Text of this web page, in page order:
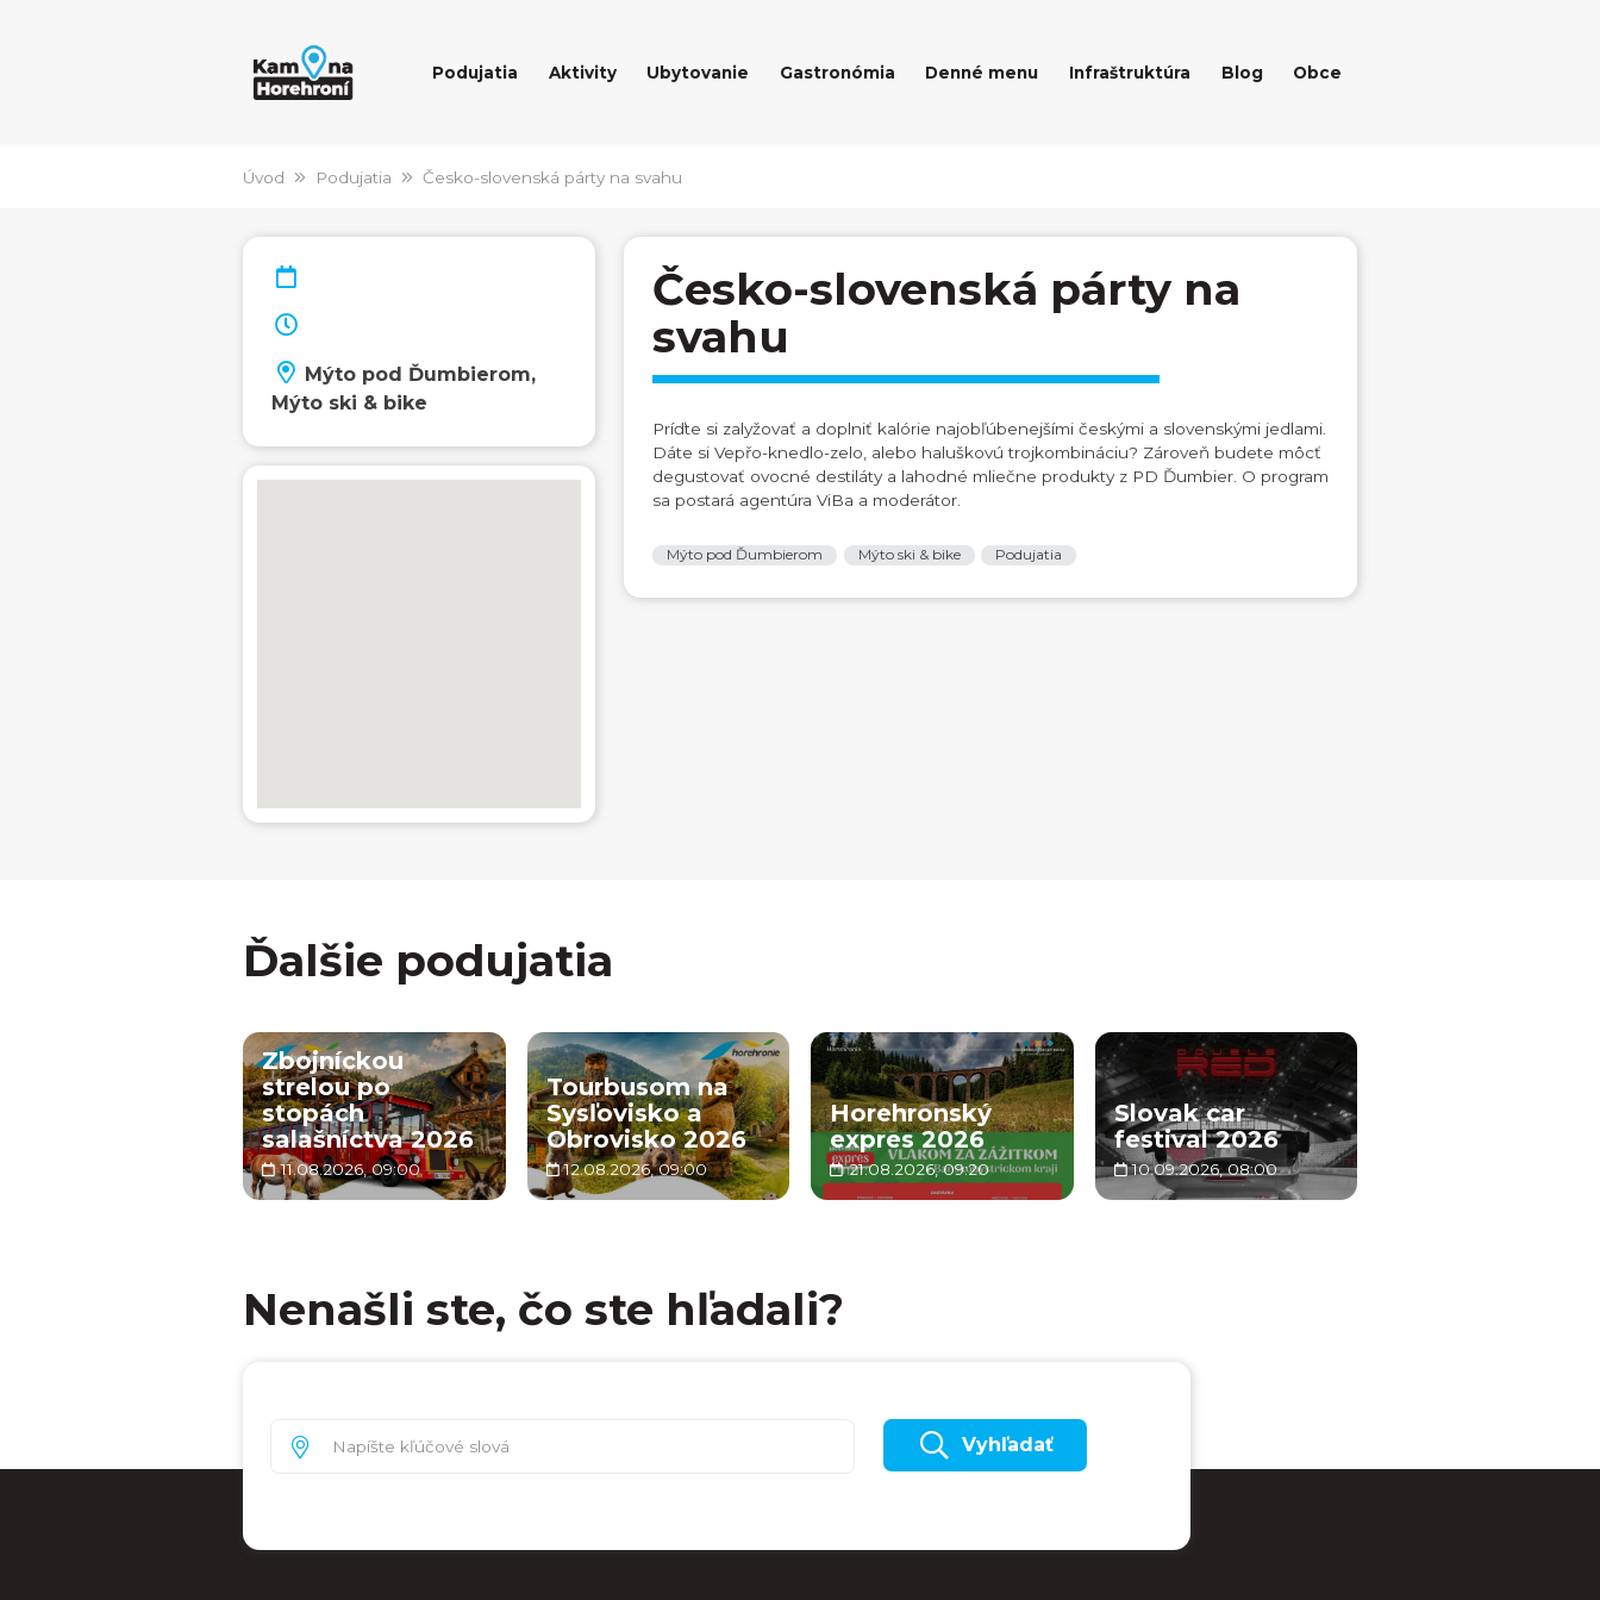
Podujatia Aktivity Ubytovanie Gastronómia Denné menu Infraštruktúra Blog Obce
Úvod Podujatia Česko-slovenská párty na svahu
Mýto pod Ďumbierom,
Mýto ski & bike
Česko-slovenská párty na
svahu
Príďte si zalyžovať a doplniť kalórie najobľúbenejšími českými a slovenskými jedlami.
Dáte si Vepřo-knedlo-zelo, alebo haluškovú trojkombináciu? Zároveň budete môcť
degustovať ovocné destiláty a lahodné mliečne produkty z PD Ďumbier. O program
sa postará agentúra ViBa a moderátor.
Mýto pod Ďumbierom Mýto ski & bike Podujatia
Ďalšie podujatia
Zbojníckou
strelou po
stopách
salašníctva 2026
11.08.2026, 09:00
Tourbusom na
Sysľovisko a
Obrovisko 2026
12.08.2026, 09:00
Horehronský
expres 2026
21.08.2026, 09:20
Slovak car
festival 2026
10.09.2026, 08:00
Nenašli ste, čo ste hľadali?
Vyhľadať